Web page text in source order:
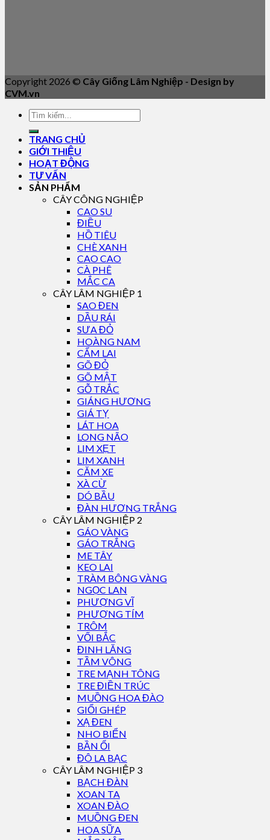
Copyright 2026 © Cây Giống Lâm Nghiệp - Design by
CVM.vn
TRANG CHỦ
GIỚI THIỆU
HOẠT ĐỘNG
TƯ VẤN
SẢN PHẨM
CÂY CÔNG NGHIỆP
CAO SU
ĐIỀU
HỒ TIÊU
CHÈ XANH
CAO CAO
CÀ PHÊ
MẮC CA
CÂY LÂM NGHIỆP 1
SAO ĐEN
DẦU RÁI
SƯA ĐỎ
HOÀNG NAM
CẨM LAI
GÕ ĐỎ
GÕ MẬT
GỖ TRẮC
GIÁNG HƯƠNG
GIÁ TỴ
LÁT HOA
LONG NÃO
LIM XẸT
LIM XANH
CĂM XE
XÀ CỪ
DÓ BẦU
ĐÀN HƯƠNG TRẮNG
CÂY LÂM NGHIỆP 2
GÁO VÀNG
GÁO TRẮNG
ME TÂY
KEO LAI
TRÀM BÔNG VÀNG
NGỌC LAN
PHƯỢNG VĨ
PHƯỢNG TÍM
TRÔM
VỐI BẮC
ĐINH LĂNG
TẦM VÔNG
TRE MẠNH TÔNG
TRE ĐIỀN TRÚC
MUỒNG HOA ĐÀO
GIỔI GHÉP
XẠ ĐEN
NHO BIỂN
BẦN ỔI
ĐÔ LA BẠC
CÂY LÂM NGHIỆP 3
BẠCH ĐÀN
XOAN TA
XOAN ĐÀO
MUỒNG ĐEN
HOA SỮA